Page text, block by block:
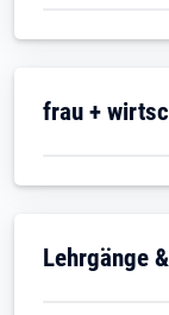
Öffnet in
frau +
Öffnet in
Lehrgänge